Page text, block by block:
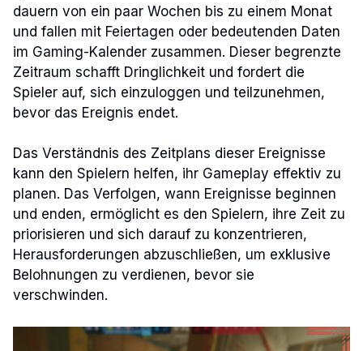
dauern von ein paar Wochen bis zu einem Monat
und fallen mit Feiertagen oder bedeutenden Daten
im Gaming-Kalender zusammen. Dieser begrenzte
Zeitraum schafft Dringlichkeit und fordert die
Spieler auf, sich einzuloggen und teilzunehmen,
bevor das Ereignis endet.
Das Verständnis des Zeitplans dieser Ereignisse
kann den Spielern helfen, ihr Gameplay effektiv zu
planen. Das Verfolgen, wann Ereignisse beginnen
und enden, ermöglicht es den Spielern, ihre Zeit zu
priorisieren und sich darauf zu konzentrieren,
Herausforderungen abzuschließen, um exklusive
Belohnungen zu verdienen, bevor sie
verschwinden.